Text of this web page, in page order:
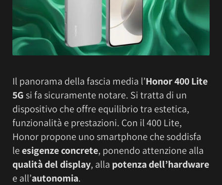
Il panorama della fascia media l’Honor 400 Lite
5Gsi fa sicuramente notare. Si tratta di un
dispositivo che offre equilibrio tra estetica,
funzionalità e prestazioni. Con il 400 Lite,
Honor propone uno smartphone che soddisfa
leesigenze concrete, ponendo attenzione alla
qualità del display, alla potenza dell’hardware
e all’autonomia.